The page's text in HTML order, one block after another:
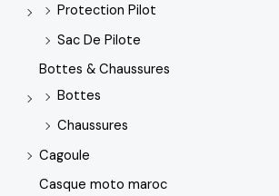
Protection Pilot
Sac De Pilote
Bottes & Chaussures
Bottes
Chaussures
Cagoule
Casque moto maroc